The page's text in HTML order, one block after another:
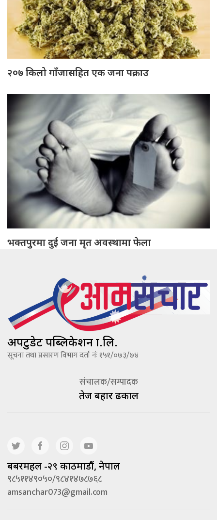
२०७ किलो गाँजासहित एक जना पक्राउ
भक्तपुरमा दुई जना मृत अवस्थामा फेला
अपटुडेट पब्लिकेशन प्रा.लि.
सूचना तथा प्रसारण विभाग दर्ता नंः १५१/०७३/७४
संचालक/सम्पादक
तेज बहादूर ढकाल
बबरमहल -२९ काठमाडौं, नेपाल
९८५११४९०५०/९८४१४७८७६८
amsanchar073@gmail.com